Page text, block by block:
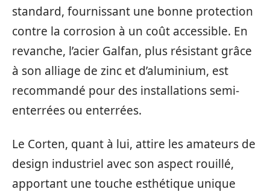
standard, fournissant une bonne protection
contre la corrosion à un coût accessible. En
revanche, l’acier Galfan, plus résistant grâce
à son alliage de zinc et d’aluminium, est
recommandé pour des installations semi-
enterrées ou enterrées.
Le Corten, quant à lui, attire les amateurs de
design industriel avec son aspect rouillé,
apportant une touche esthétique unique